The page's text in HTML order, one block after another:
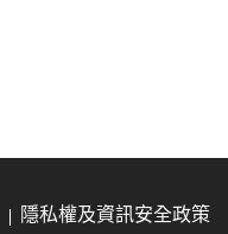
隱私權及資訊安全政策